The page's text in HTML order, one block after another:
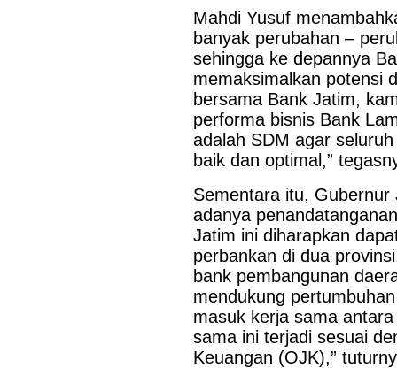
HONG KONG, KORANRAKYAT.COM,-23 Juli 2026. PT
Tbk (Bank Jatim) terus mendorong pertumbuhan ekonomi
dukungan terhadap kegiatan Misi Dagang dan Investasi
digelar di Regal Hotel Hong Kong pada Kamis...
Mahdi Yusuf
banyak perubahan –
sehingga ke depannya
memaksimalkan potensi
bersama Bank Jatim,
performa bisnis Bank
adalah SDM agar
baik dan optimal,”
Sementara itu,
adanya
Jatim ini diharapkan
perbankan di dua
bank pembangunan
mendukung
masuk kerja sama
sama ini terjadi sesuai
Keuangan (OJK),”